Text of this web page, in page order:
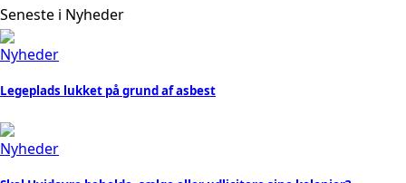
Seneste i Nyheder
Nyheder
Legeplads lukket på grund af asbest
Nyheder